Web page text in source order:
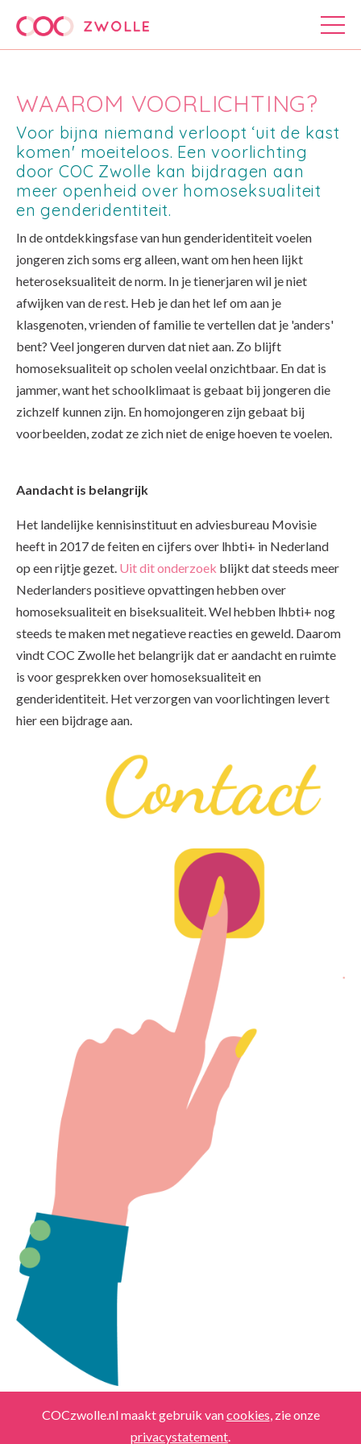
WAAROM VOORLICHTING?
Voor bijna niemand verloopt ‘uit de kast
komen' moeiteloos. Een voorlichting
door COC Zwolle kan bijdragen aan
meer openheid over homoseksualiteit
en genderidentiteit.
In de ontdekkingsfase van hun genderidentiteit voelen
jongeren zich soms erg alleen, want om hen heen lijkt
heteroseksualiteit de norm. In je tienerjaren wil je niet
afwijken van de rest. Heb je dan het lef om aan je
klasgenoten, vrienden of familie te vertellen dat je 'anders'
bent? Veel jongeren durven dat niet aan. Zo blijft
homoseksualiteit op scholen veelal onzichtbaar. En dat is
jammer, want het schoolklimaat is gebaat bij jongeren die
zichzelf kunnen zijn. En homojongeren zijn gebaat bij
voorbeelden, zodat ze zich niet de enige hoeven te voelen.
Aandacht is belangrijk
Het landelijke kennisinstituut en adviesbureau Movisie
heeft in 2017 de feiten en cijfers over lhbti+ in Nederland
op een rijtje gezet. Uit dit onderzoek blijkt dat steeds meer
Nederlanders positieve opvattingen hebben over
homoseksualiteit en biseksualiteit. Wel hebben lhbti+ nog
steeds te maken met negatieve reacties en geweld. Daarom
vindt COC Zwolle het belangrijk dat er aandacht en ruimte
is voor gesprekken over homoseksualiteit en
genderidentiteit. Het verzorgen van voorlichtingen levert
hier een bijdrage aan.
info@coczwolle.nl-Copyrights
COCzwolle.nl maakt gebruik vancookies, zie onze
privacystatement.